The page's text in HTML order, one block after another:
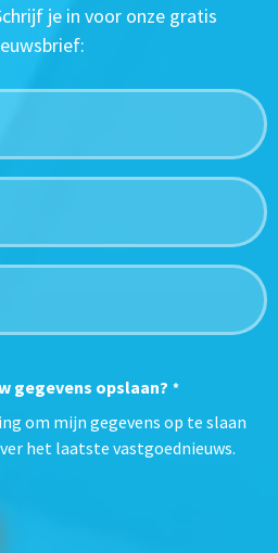
je in voor onze gratis
gegevens opslaan? *
om mijn gegevens op te slaan
het laatste vastgoednieuws.